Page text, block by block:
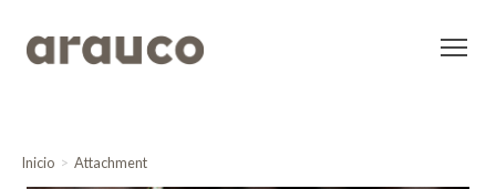
Inicio Attachment